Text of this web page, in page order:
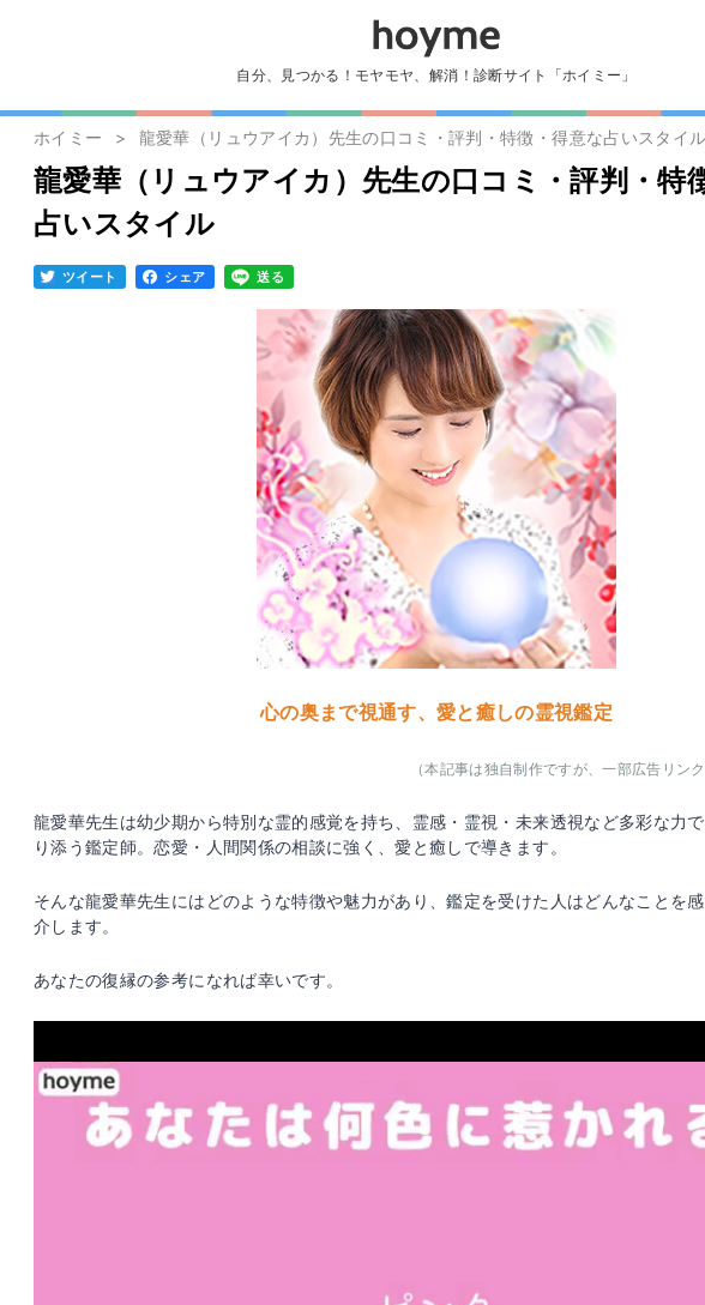
自分、見つかる！モヤモヤ、解消！診断サイト「ホイミー」
ホイミー 龍愛華（リュウアイカ）先生の口コミ・評判・特徴・得意な占いスタイル
龍愛華（リュウアイカ）先生の口コミ・評判・特
占いスタイル
ツイート シェア 送る
心の奥まで視通す、愛と癒しの霊視鑑定
（本記事は独自制作ですが、一部広告リン
龍愛華先生は幼少期から特別な霊的感覚を持ち、霊感・霊視・未来透視など多彩な力
り添う鑑定師。恋愛・人間関係の相談に強く、愛と癒しで導きます。
そんな龍愛華先生にはどのような特徴や魅力があり、鑑定を受けた人はどんなことを
介します。
あなたの復縁の参考になれば幸いです。